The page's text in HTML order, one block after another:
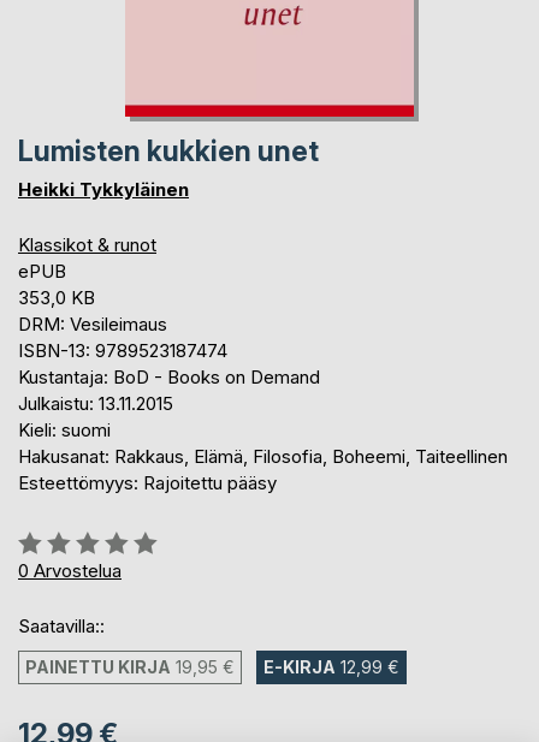
Lumisten kukkien unet
Heikki Tykkyläinen
Klassikot & runot
ePUB
353,0 KB
DRM: Vesileimaus
ISBN-13: 9789523187474
Kustantaja: BoD - Books on Demand
Julkaistu: 13.11.2015
Kieli: suomi
Hakusanat: Rakkaus, Elämä, Filosofia, Boheemi, Taiteellinen
Esteettömyys: Rajoitettu pääsy
Arvostelu::
0%
0 Arvostelua
Saatavilla::
PAINETTU KIRJA 19,95 € E-KIRJA 12,99 €
12,99 €